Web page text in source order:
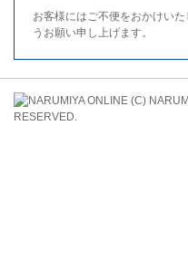
お客様にはご不便をおかけい
うお願い申し上げます。